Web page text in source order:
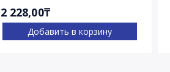
Пенетрон
2 228,00₸
Добавить в корзину